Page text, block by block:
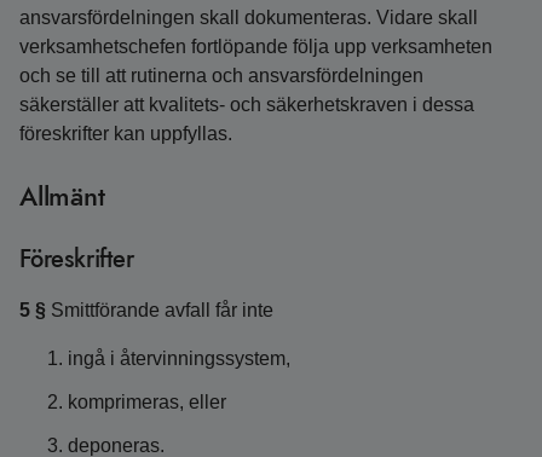
ansvarsfördelningen skall dokumenteras. Vidare skall
verksamhetschefen fortlöpande följa upp verksamheten
och se till att rutinerna och ansvarsfördelningen
säkerställer att kvalitets- och säkerhetskraven i dessa
föreskrifter kan uppfyllas.
Allmänt
Föreskrifter
5 § Smittförande avfall får inte
ingå i återvinningssystem,
komprimeras, eller
deponeras.